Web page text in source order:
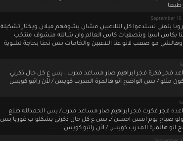
طبعا
بتمنى تستدعوا كل الللاعبين مشان يشوفهم ميلان ويختار تشكيلة
بكاس اسيا وبتصفيات كاس العالم وان شالله منشوف منتخب
مو صعب لانو عنا اللاعبين والخامات بس نحنا بحاجة لشوية
فجر فكرة فجر ابراهيم صار مساعد مدرب ، بس ع كل حال ذكرني
متلو / بس الواضح انو هالمرة المدرب كويس / لأن راتبو كويس
فجر فكرت فجر ابراهيم صار مساعد مدرب/ بس الحمدلله طلع
صباح يوم امس احسن /، بس ع كل حال ذكرني بشكلو ب غوربا بس
انو هالمرة المدرب كويس / لأن راتبو كويس ......